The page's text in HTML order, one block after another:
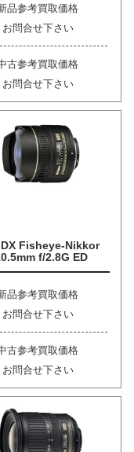
品参考買取価格
お問合せ下さい
古参考買取価格
お問合せ下さい
Fisheye-Nikkor
f/2.8G ED
品参考買取価格
お問合せ下さい
古参考買取価格
お問合せ下さい